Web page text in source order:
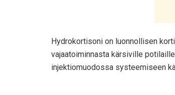
Hydrokortisoni on luonnollisen
vajaatoiminnasta kärsiville
injektiomuodossa systeemiseen